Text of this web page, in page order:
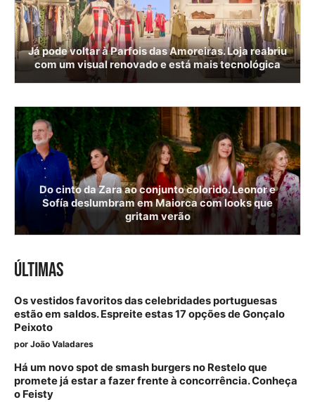
Já pode voltar à Parfois das Amoreiras. Loja reabriu
com um visual renovado e está mais tecnológica
Do cinto da Zara ao conjunto colorido. Leonor e
Sofía deslumbram em Maiorca com looks que
gritam verão
ÚLTIMAS
Os vestidos favoritos das celebridades portuguesas
estão em saldos. Espreite estas 17 opções de Gonçalo
Peixoto
por João Valadares
Há um novo spot de smash burgers no Restelo que
promete já estar a fazer frente à concorrência. Conheça
o Feisty